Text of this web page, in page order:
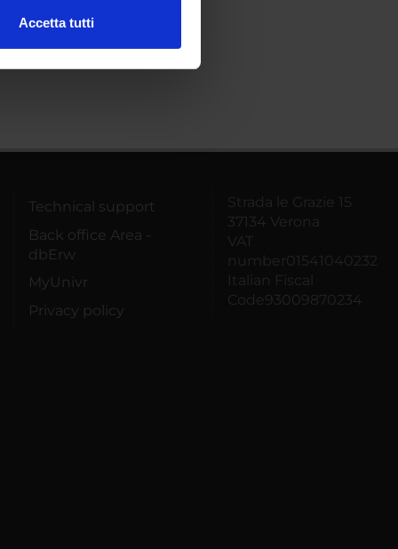
che hai fornito loro o
Accetta tutti
Technical support
Back office Area -
dbErw
MyUnivr
Privacy policy
Strada le Grazie 15
37134 Verona
VAT
number01541040232
Italian Fiscal
Code93009870234